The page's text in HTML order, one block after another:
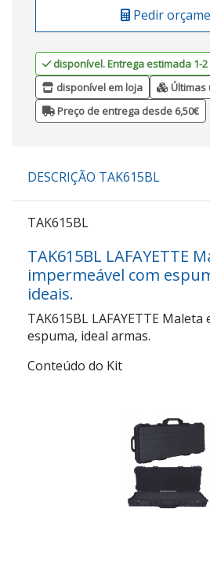
Pedir
disponível. Entrega estimada 1-
disponível em loja
Últimas
Preço de entrega desde 6,50€
DESCRIÇÃO TAK615BL
TAK615BL
TAK615BL LAFAYETTE
impermeável com
ideais.
TAK615BL LAFAYETTE Maleta
espuma, ideal armas.
Conteúdo do Kit